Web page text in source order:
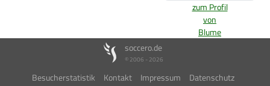
zum Profil
von
Blume
soccero.de
© 2006 - 2026
Besucherstatistik Kontakt Impressum Datenschutz